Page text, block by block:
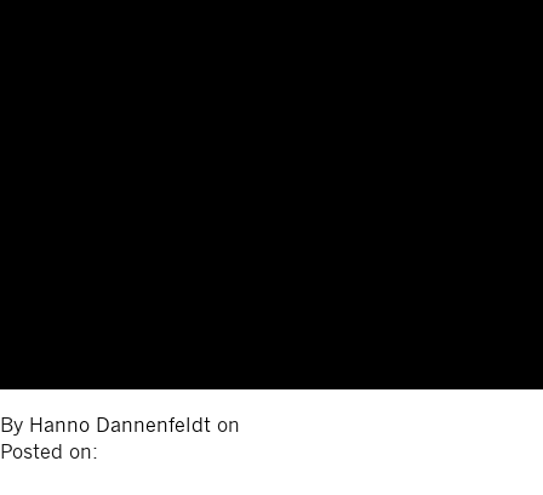
By Hanno Dannenfeldt on
Posted on: